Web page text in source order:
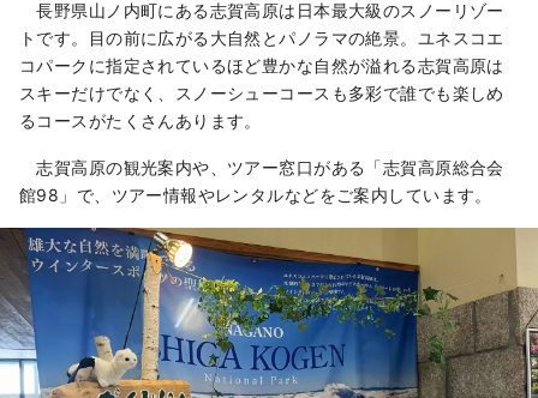
長野県山ノ内町にある志賀高原は日本最大級のスノーリゾー
トです。目の前に広がる大自然とパノラマの絶景。ユネスコエ
コパークに指定されているほど豊かな自然が溢れる志賀高原は
スキーだけでなく、スノーシューコースも多彩で誰でも楽しめ
るコースがたくさんあります。
志賀高原の観光案内や、ツアー窓口がある「志賀高原総合会
館98」で、ツアー情報やレンタルなどをご案内しています。